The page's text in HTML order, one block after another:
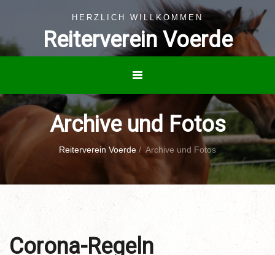
HERZLICH WILLKOMMEN
Reiterverein Voerde
Archive und Fotos
Reiterverein Voerde / Archive und Fotos
Corona-Regeln